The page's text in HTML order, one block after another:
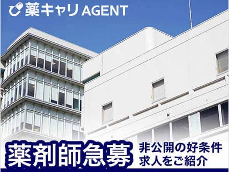
データを利活用し、またシステム管理できるこ
とは、病院薬剤師を中心に大きな武器になりま
す。